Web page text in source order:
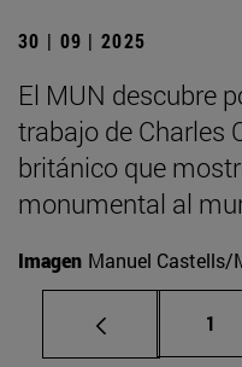
30 | 09 | 2025
El MUN descubre
trabajo de Charles
británico que
monumental al
Imagen Manuel Castells/
1